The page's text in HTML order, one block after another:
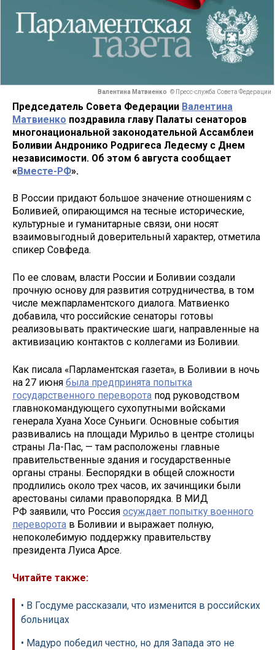
Валентина Матвиенко © Пресс-служба Совета Федерации
Председатель Совета Федерации Валентина
Матвиенко поздравила главу Палаты сенаторов
многонациональной законодательной Ассамблеи
Боливии Андронико Родригеса Ледесму с Днем
независимости. Об этом 6 августа сообщает
«Вместе-РФ».
В России придают большое значение отношениям с
Боливией, опирающимся на тесные исторические,
культурные и гуманитарные связи, они носят
взаимовыгодный доверительный характер, отметила
спикер Совфеда.
По ее словам, власти России и Боливии создали
прочную основу для развития сотрудничества, в том
числе межпарламентского диалога. Матвиенко
добавила, что российские сенаторы готовы
реализовывать практические шаги, направленные на
активизацию контактов с коллегами из Боливии.
Как писала «Парламентская газета», в Боливии в ночь
на 27 июня была предпринята попытка
государственного переворота под руководством
главнокомандующего сухопутными войсками
генерала Хуана Хосе Суньиги. Основные события
развивались на площади Мурильо в центре столицы
страны Ла-Пас, — там расположены главные
правительственные здания и государственные
органы страны. Беспорядки в общей сложности
продлились около трех часов, их зачинщики были
арестованы силами правопорядка. В МИД
РФ заявили, что Россия осуждает попытку военного
переворота в Боливии и выражает полную,
непоколебимую поддержку правительству
президента Луиса Арсе.
Читайте также:
• В Госдуме рассказали, что изменится в российских
больницах
• Мадуро победил честно, но для Запада это не